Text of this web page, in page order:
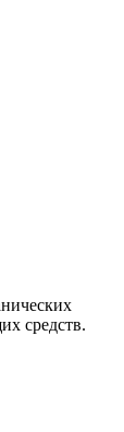
средств.